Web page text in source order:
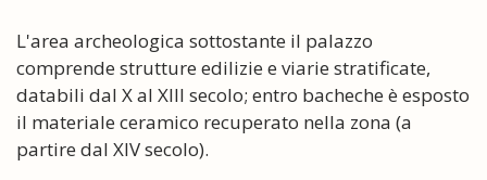
L'area archeologica sottostante il palazzo
comprende strutture edilizie e viarie stratificate,
databili dal X al XIII secolo; entro bacheche è esposto
il materiale ceramico recuperato nella zona (a
partire dal XIV secolo).